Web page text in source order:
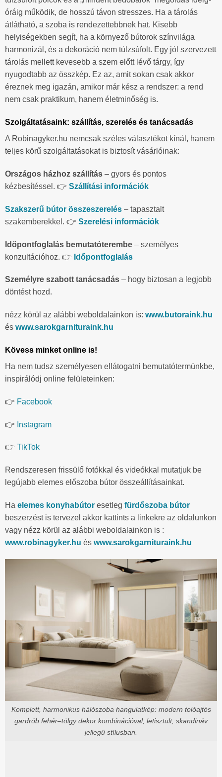
óráig működik, de hosszú távon stresszes. Ha a tárolás
átlátható, a szoba is rendezettebbnek hat. Kisebb
helyiségekben segít, ha a környező bútorok színvilága
harmonizál, és a dekoráció nem túlzsúfolt. Egy jól szervezett
tárolás mellett kevesebb a szem előtt lévő tárgy, így
nyugodtabb az összkép. Ez az, amit sokan csak akkor
éreznek meg igazán, amikor már kész a rendszer: a rend
nem csak praktikum, hanem életminőség is.
Szolgáltatásaink: szállítás, szerelés és tanácsadás
A Robinagyker.hu nemcsak széles választékot kínál, hanem
teljes körű szolgáltatásokat is biztosít vásárlóinak:
Országos házhoz szállítás – gyors és pontos
kézbesítéssel. 👉 Szállítási információk
Szakszerű bútor összeszerelés – tapasztalt
szakemberekkel. 👉 Szerelési információk
Időpontfoglalás bemutatóterembe – személyes
konzultációhoz. 👉 Időpontfoglalás
Személyre szabott tanácsadás – hogy biztosan a legjobb
döntést hozd.
nézz körül az alábbi weboldalainkon is: www.butoraink.hu
és www.sarokgarnituraink.hu
Kövess minket online is!
Ha nem tudsz személyesen ellátogatni bemutatótermünkbe,
inspirálódj online felületeinken:
👉 Facebook
👉 Instagram
👉 TikTok
Rendszeresen frissülő fotókkal és videókkal mutatjuk be
legújabb elemes előszoba bútor összeállításainkat.
Ha elemes konyhabútor esetleg fürdőszoba bútor
beszerzést is tervezel akkor kattints a linkekre az oldalunkon
vagy nézz körül az alábbi weboldalainkon is :
www.robinagyker.hu és www.sarokgarnituraink.hu
Komplett, harmonikus hálószoba hangulatkép: modern tolóajtós
gardrób fehér–tölgy dekor kombinációval, letisztult, skandináv
jellegű stílusban.